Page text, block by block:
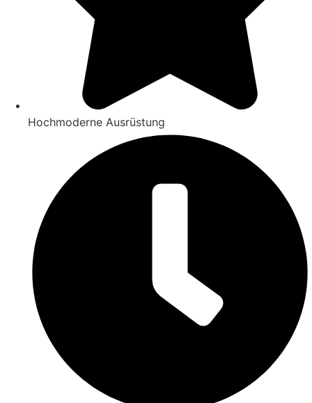
Hochmoderne Ausrüstung